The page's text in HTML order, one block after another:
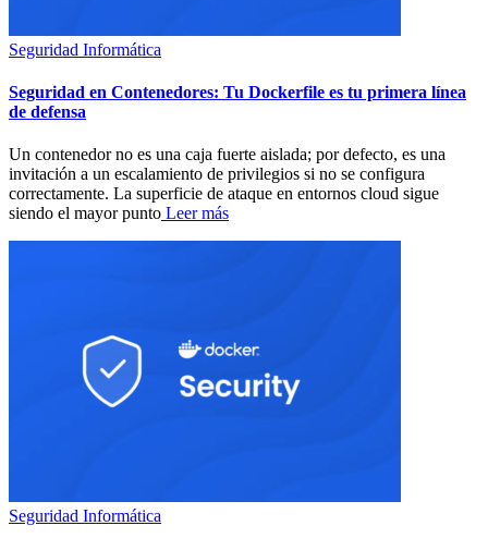
Seguridad Informática
Seguridad en Contenedores: Tu Dockerfile es tu primera línea
de defensa
Un contenedor no es una caja fuerte aislada; por defecto, es una
invitación a un escalamiento de privilegios si no se configura
correctamente. La superficie de ataque en entornos cloud sigue
siendo el mayor punto Leer más
Seguridad Informática